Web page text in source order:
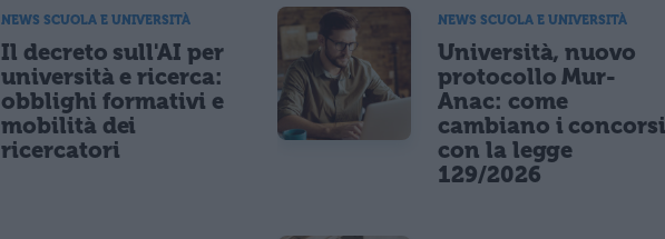
NEWS SCUOLA E UNIVERSITÀ
Il decreto sull'AI per
università e ricerca:
obblighi formativi e
mobilità dei
ricercatori
NEWS SCUOLA E UNIVERSITÀ
Università, nuovo
protocollo Mur-
Anac: come
cambiano i
con la legge
129/2026